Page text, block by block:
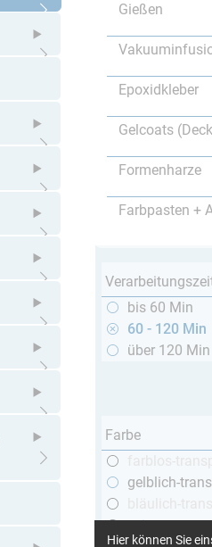
Untermenü öffnen
Untermenü öffnen
Untermenü öffnen
Untermenü öffnen
Untermenü öffnen
Untermenü öffnen
Untermenü öffnen
Untermenü öffnen
Untermenü öffnen
Untermenü öffnen
Gießen
Epoxidkleber
Gelcoats
Formenharze
Farbpasten +
bis 60 Min
60 - 120 Min
über 120 Min
Farbe
gelblich-
schwarz
Hier können Sie